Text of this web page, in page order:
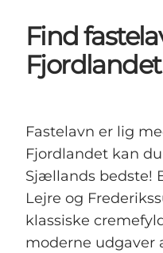
Guides &
Overnatning
Oplevelser
Find
Fjordlandet
Fastelavn er lig
Fjordlandet kan
Sjællands bedste!
Lejre og
klassiske
moderne udgaver